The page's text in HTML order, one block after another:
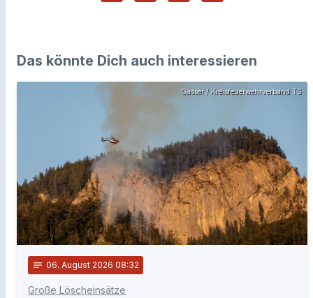
Das könnte Dich auch interessieren
Gasser / Kreisfeuerwehrverband TS
notes 06. August 2026 08:32
Große Löscheinsätze